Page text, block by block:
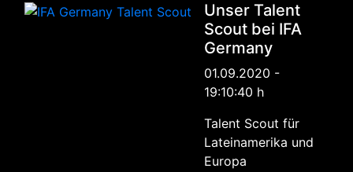
Unser Talent
Scout bei IFA
Germany
01.09.2020 -
19:10:40 h
Talent Scout für
Lateinamerika und
Europa